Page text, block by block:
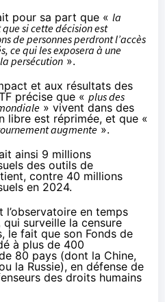
pour sa part que « la
si cette décision est
de personnes perdront l’accès
ce qui les exposera à une
persécution».
et aux résultats des
précise que « plus des
» vivent dans des
libre est réprimée, et que «
augmente ».
ainsi 9 millions
des outils de
contre 40 millions
en 2024.
l’observatoire en temps
qui surveille la censure
le fait que son Fonds de
à plus de 400
80 pays (dont la Chine,
la Russie), en défense de
des droits humains